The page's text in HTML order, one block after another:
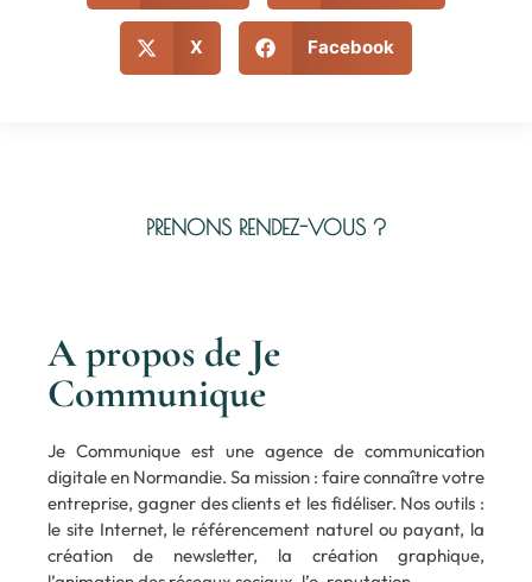
X Facebook
PRENONS RENDEZ-VOUS ?
A propos de Je
Communique
Je Communique est une agence de communication
digitale en Normandie. Sa mission : faire connaître votre
entreprise, gagner des clients et les fidéliser. Nos outils :
le site Internet, le référencement naturel ou payant, la
création de newsletter, la création graphique,